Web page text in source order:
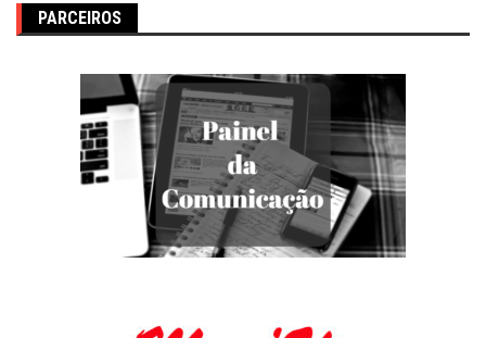
PARCEIROS